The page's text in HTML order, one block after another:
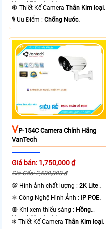
Ngoại 70m Led Array.
🕸️ Thiết Kế CameraThân Kim loại.
️🎙 Ưu Điểm :Chống Nước.
VP-154C Camera Chính Hãng
VanTech
Giá bán: 1,750,000 ₫
Giá Gốc: 2,500,000 ₫
💯 Hình ảnh chất lượng :2K Lite .
⚛️ Công Nghệ Hình Ảnh :
IP POE.
🔴 Khi xem thiếu sáng : Hồng
Ngoại 60m Led Array.
❄ Thiết Kế CameraThân Kim loại.